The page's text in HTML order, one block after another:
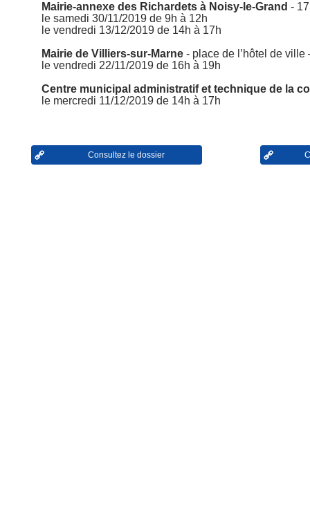
Mairie-annexe des Richardets à Noisy-le-Grand -
le samedi 30/11/2019 de 9h à 12h
le vendredi 13/12/2019 de 14h à 17h
Mairie de Villiers-sur-Marne - place de l’hôtel de ville
le vendredi 22/11/2019 de 16h à 19h
Centre municipal administratif et technique de la
le mercredi 11/12/2019 de 14h à 17h
Consultez le dossier